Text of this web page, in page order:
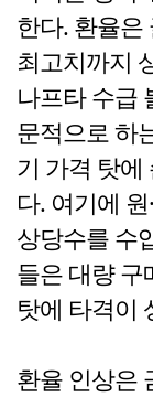
한다. 환율은
최고치까지
나프타 수급
문적으로 하
기 가격 탓에
다. 여기에
상당수를 수
들은 대량 구
탓에 타격이
환율 인상은